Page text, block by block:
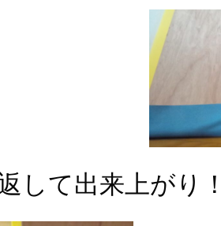
して出来上がり！